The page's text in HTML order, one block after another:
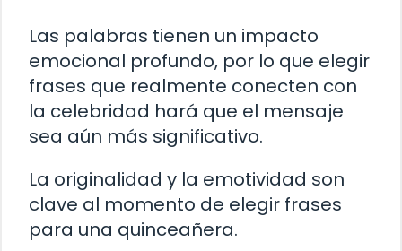
Las palabras tienen un impacto
emocional profundo, por lo que elegir
frases que realmente conecten con
la celebridad hará que el mensaje
sea aún más significativo.
La originalidad y la emotividad son
clave al momento de elegir frases
para una quinceañera.